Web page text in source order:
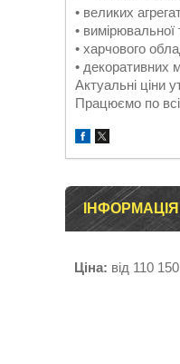
• великих
• вимірювальної
• харчового
• декоративних
Актуальні ціни
Працюємо по
Ціна: від 110